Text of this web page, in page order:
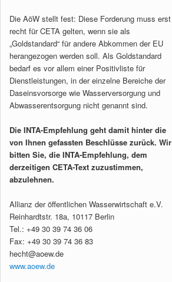
Die AöW stellt fest: Diese Forderung muss erst
recht für CETA gelten, wenn sie als
„Goldstandard“ für andere Abkommen der EU
herangezogen werden soll. Als Goldstandard
bedarf es vor allem einer Positivliste für
Dienstleistungen, in der einzelne Bereiche der
Daseinsvorsorge wie Wasserversorgung und
Abwasserentsorgung nicht genannt sind.
Die INTA-Empfehlung geht damit hinter die
von Ihnen gefassten Beschlüsse zurück. Wir
bitten Sie, die INTA-Empfehlung, dem
derzeitigen CETA-Text zuzustimmen,
abzulehnen.
Allianz der öffentlichen Wasserwirtschaft e.V.
Reinhardtstr. 18a, 10117 Berlin
Tel.: +49 30 39 74 36 06
Fax: +49 30 39 74 36 83
hecht@aoew.de
www.aoew.de